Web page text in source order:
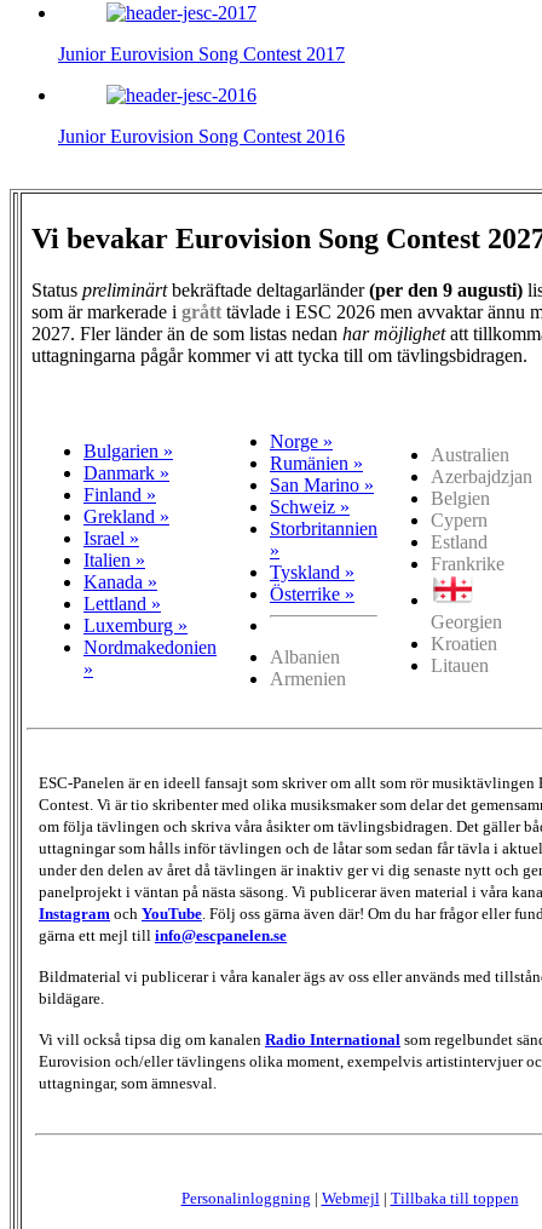
Junior Eurovision Song Contest 2017
Junior Eurovision Song Contest 2016
Vi bevakar Eurovision Song Contest
Status preliminärtbekräftade deltagarländer(per den 9 augusti)
som är markerade i grått tävlade i ESC 2026 men avvaktar ännu
2027. Fler länder än de som listas nedan har möjlighetatt
uttagningarna pågår kommer vi att tycka till om tävlingsbidragen.
Bulgarien »
Danmark »
Finland »
Grekland »
Israel »
Italien »
Kanada »
Lettland »
Luxemburg »
Nordmakedonien
»
Norge »
Rumänien »
San Marino »
Schweiz »
Storbritannien
»
Tyskland »
Österrike »
Albanien
Armenien
Australien
Azerbajdzjan
Belgien
Cypern
Estland
Frankrike
Georgien
Kroatien
Litauen
ESC-Panelen är en ideell fansajt som skriver om allt som rör musiktävlingen
Contest. Vi är tio skribenter med olika musiksmaker som delar det
om följa tävlingen och skriva våra åsikter om tävlingsbidragen. Det gäller
uttagningar som hålls inför tävlingen och de låtar som sedan får tävla i
under den delen av året då tävlingen är inaktiv ger vi dig senaste nytt och
panelprojekt i väntan på nästa säsong. Vi publicerar även material i våra
Instagram och YouTube. Följ oss gärna även där! Om du har frågor eller
gärna ett mejl till info@escpanelen.se
Bildmaterial vi publicerar i våra kanaler ägs av oss eller används med
bildägare.
Vi vill också tipsa dig om kanalen Radio International som regelbundet
Eurovision och/eller tävlingens olika moment, exempelvis artistintervjuer
uttagningar, som ämnesval.
Personalinloggning | Webmejl| Tillbaka till toppen